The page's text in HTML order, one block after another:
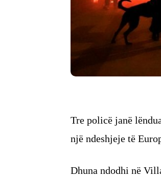
Tre policë janë
një ndeshjeje të
Dhuna ndodhi në